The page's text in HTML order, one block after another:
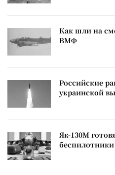
Как шли на
ВМФ
Российские
украинской
Як-130М
беспилотники